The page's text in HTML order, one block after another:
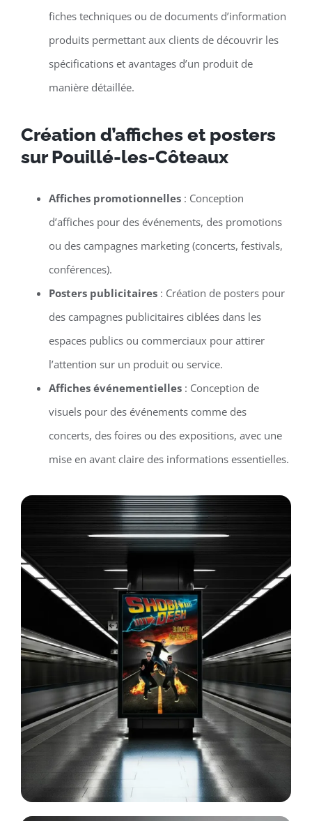
fiches techniques ou de documents d’information
produits permettant aux clients de découvrir les
spécifications et avantages d’un produit de
manière détaillée.
Création d’affiches et posters
sur Pouillé-les-Côteaux
Affiches promotionnelles: Conception
d’affiches pour des événements, des promotions
ou des campagnes marketing (concerts, festivals,
conférences).
Posters publicitaires: Création de posters pour
des campagnes publicitaires ciblées dans les
espaces publics ou commerciaux pour attirer
l’attention sur un produit ou service.
Affiches événementielles: Conception de
visuels pour des événements comme des
concerts, des foires ou des expositions, avec une
mise en avant claire des informations essentielles.